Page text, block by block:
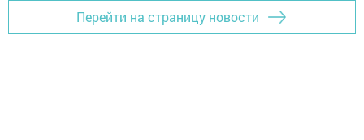
Перейти на страницу новости